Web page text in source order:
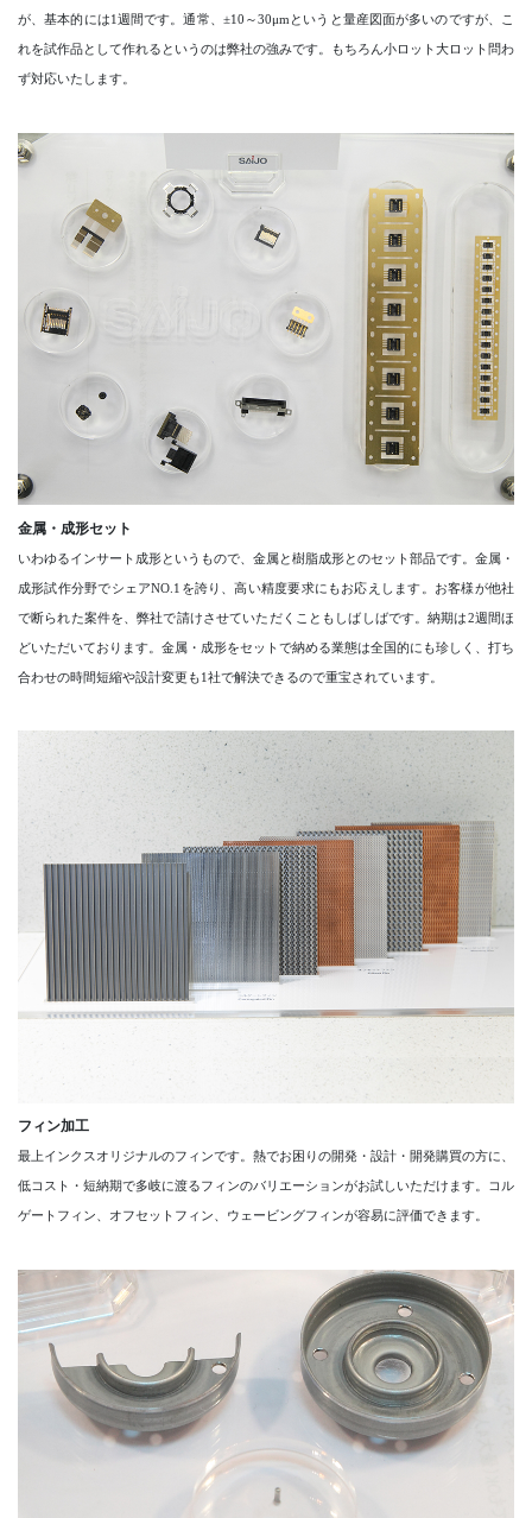
が、基本的には1週間です。通常、±10～30μmというと量産図面が多いのですが、こ
れを試作品として作れるというのは弊社の強みです。もちろん小ロット大ロット問わ
ず対応いたします。
金属・成形セット
いわゆるインサート成形というもので、金属と樹脂成形とのセット部品です。金属・
成形試作分野でシェアNO.1を誇り、高い精度要求にもお応えします。お客様が他社
で断られた案件を、弊社で請けさせていただくこともしばしばです。納期は2週間ほ
どいただいております。金属・成形をセットで納める業態は全国的にも珍しく、打ち
合わせの時間短縮や設計変更も1社で解決できるので重宝されています。
フィン加工
最上インクスオリジナルのフィンです。熱でお困りの開発・設計・開発購買の⽅に、
低コスト・短納期で多岐に渡るフィンのバリエーションがお試しいただけます。コル
ゲートフィン、オフセットフィン、ウェービングフィンが容易に評価できます。